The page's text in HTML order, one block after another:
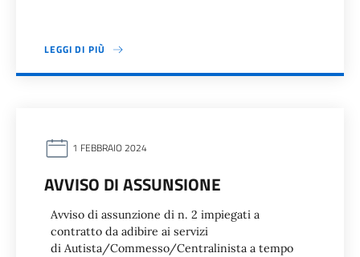
LEGGI DI PIÙ
1 FEBBRAIO 2024
AVVISO DI ASSUNSIONE
Avviso di assunzione di n. 2 impiegati a
contratto da adibire ai servizi
di Autista/Commesso/Centralinista a tempo